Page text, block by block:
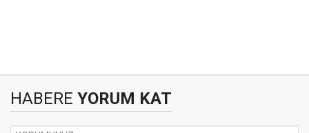
HABERE YORUM KAT